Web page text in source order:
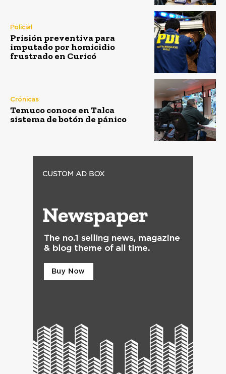
Policial
Prisión preventiva para
imputado por homicidio
frustrado en Curicó
Crónicas
Temuco conoce en Talca
sistema de botón de pánico